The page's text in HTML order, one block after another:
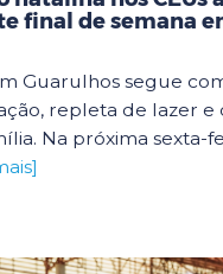
final de semana
Guarulhos segue
repleta de lazer e
Na próxima sexta-